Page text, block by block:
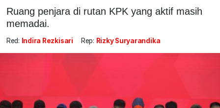
Ruang penjara di rutan KPK yang aktif masih
memadai.
Red: Indira Rezkisari Rep: Rizky Suryarandika